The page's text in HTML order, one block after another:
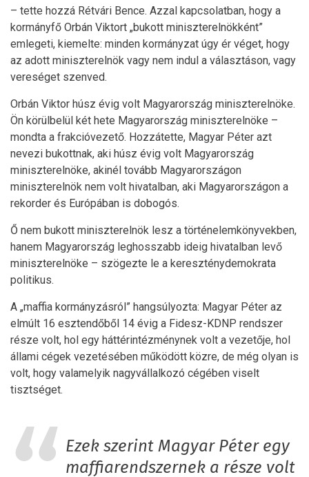
– tette hozzá Rétvári Bence. Azzal kapcsolatban, hogy a
kormányfő Orbán Viktort „bukott miniszterelnökként”
emlegeti, kiemelte: minden kormányzat úgy ér véget, hogy
az adott miniszterelnök vagy nem indul a választáson, vagy
vereséget szenved.
Orbán Viktor húsz évig volt Magyarország miniszterelnöke.
Ön körülbelül két hete Magyarország miniszterelnöke –
mondta a frakcióvezető. Hozzátette, Magyar Péter azt
nevezi bukottnak, aki húsz évig volt Magyarország
miniszterelnöke, akinél tovább Magyarországon
miniszterelnök nem volt hivatalban, aki Magyarországon a
rekorder és Európában is dobogós.
Ő nem bukott miniszterelnök lesz a történelemkönyvekben,
hanem Magyarország leghosszabb ideig hivatalban levő
miniszterelnöke – szögezte le a kereszténydemokrata
politikus.
A „maffia kormányzásról” hangsúlyozta: Magyar Péter az
elmúlt 16 esztendőből 14 évig a Fidesz-KDNP rendszer
része volt, hol egy háttérintézménynek volt a vezetője, hol
állami cégek vezetésében működött közre, de még olyan is
volt, hogy valamelyik nagyvállalkozó cégében viselt
tisztséget.
Ezek szerint Magyar Péter egy
maffiarendszernek a része volt